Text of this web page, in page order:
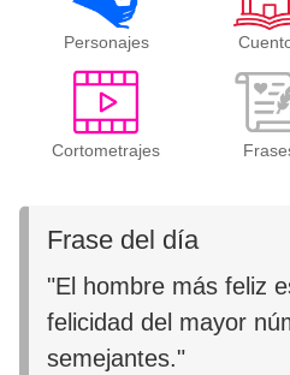
Personajes
Cortometrajes
Frase del día
"El hombre más feliz
felicidad del mayor
semejantes."